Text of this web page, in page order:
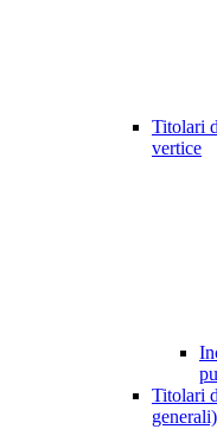
Titolari
vertice
Titolari
generali)